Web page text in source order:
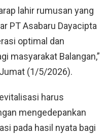
lahir rumusan yang
PT Asabaru Dayacipta
optimal dan
masyarakat Balangan,”
(1/5/2026).
harus
mengedepankan
pada hasil nyata bagi